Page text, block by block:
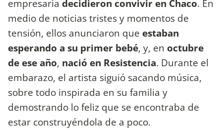
empresaria decidieron convivir en Chaco. En
medio de noticias tristes y momentos de
tensión, ellos anunciaron que estaban
esperando a su primer bebé, y, en octubre
de ese año, nació en Resistencia. Durante el
embarazo, el artista siguió sacando música,
sobre todo inspirada en su familia y
demostrando lo feliz que se encontraba de
estar construyéndola de a poco.